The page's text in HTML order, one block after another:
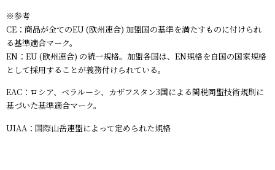
※参考
CE：商品が全てのEU (欧州連合) 加盟国の基準を満たすものに付けられ
る基準適合マーク。
EN：EU (欧州連合) の統一規格。加盟各国は、EN規格を自国の国家規格
として採用することが義務付けられている。
EAC：ロシア、ベラルーシ、カザフスタン3国による関税同盟技術規則に
基づいた基準適合マーク。
UIAA：国際山岳連盟によって定められた規格